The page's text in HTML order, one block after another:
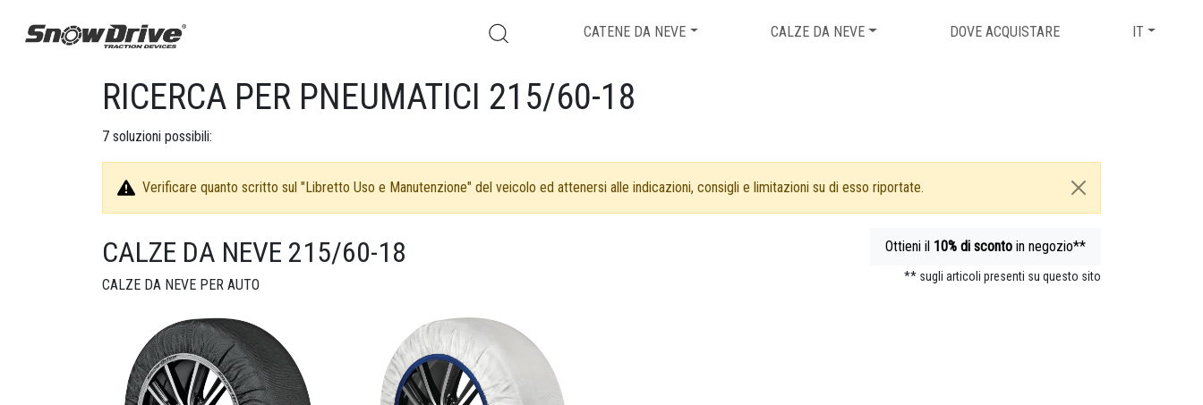
CATENE DA NEVE CALZE DA NEVE DOVE ACQUISTARE IT
RICERCA PER PNEUMATICI 215/60-18
7 soluzioni possibili:
Verificare quanto scritto sul "Libretto Uso e Manutenzione" del veicolo ed attenersi alle indicazioni, consigli e limitazioni su di esso riportate.
CALZE DA NEVE 215/60-18
CALZE DA NEVE PER AUTO
Ottieni il 10% di sconto in negozio**
** sugli articoli presenti su questo sito